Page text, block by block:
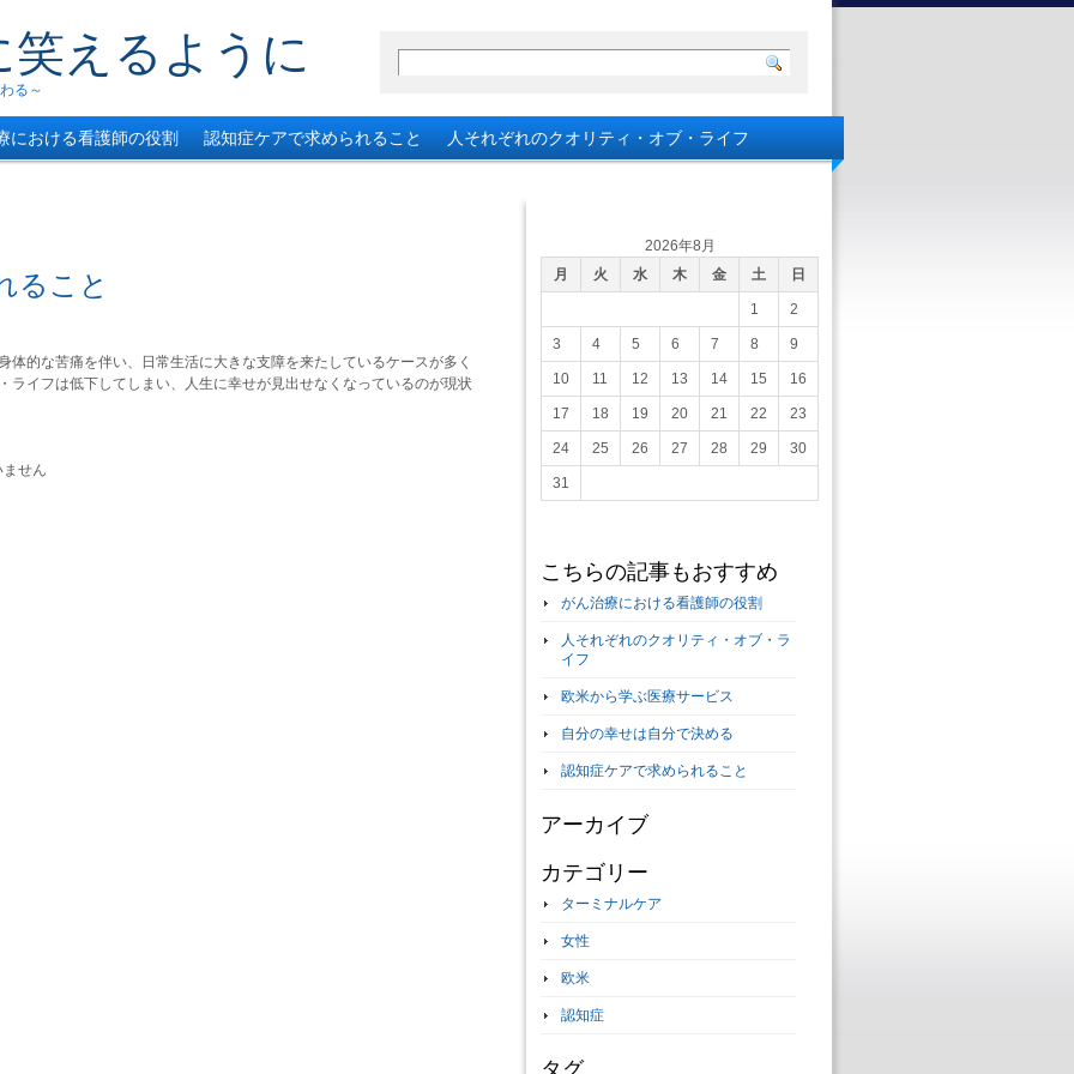
笑えるように
る～
における看護師の役割 認知症ケアで求められること 人それぞれのクオリティ・オブ・ライフ
ること
体的な苦痛を伴い、日常生活に大きな支障を来たしているケースが多く
ライフは低下してしまい、人生に幸せが見出せなくなっているのが現状
せん
2026年8月
月
火 水 木 金 土 日
1 2
3 4 5 6 7 8 9
10 11 12 13 14 15 16
17 18 19 20 21 22 23
24 25 26 27 28 29 30
31
こちらの記事もおすすめ
がん治療における看護師の役割
人それぞれのクオリティ・オブ・ラ
イフ
欧米から学ぶ医療サービス
自分の幸せは自分で決める
認知症ケアで求められること
アーカイブ
カテゴリー
ターミナルケア
女性
欧米
認知症
タグ